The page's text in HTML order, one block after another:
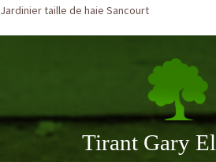
Jardinier taille de haie Sancourt
Tirant Gary